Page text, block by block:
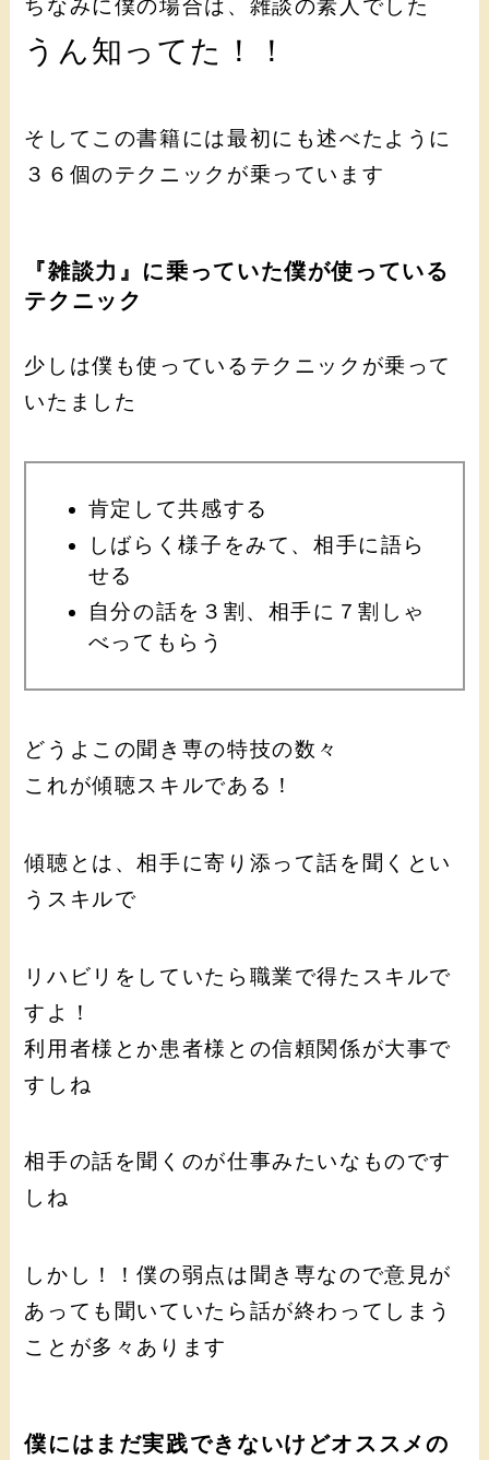
ちなみに僕の場合は、雑談の素人でした
うん知ってた！！
そしてこの書籍には最初にも述べたように
３６個のテクニックが乗っています
『雑談力』に乗っていた僕が使っている
テクニック
少しは僕も使っているテクニックが乗って
いたました
肯定して共感する
しばらく様子をみて、相手に語ら
せる
自分の話を３割、相手に７割しゃ
べってもらう
どうよこの聞き専の特技の数々
これが傾聴スキルである！
傾聴とは、相手に寄り添って話を聞くとい
うスキルで
リハビリをしていたら職業で得たスキルで
すよ！
利用者様とか患者様との信頼関係が大事で
すしね
相手の話を聞くのが仕事みたいなものです
しね
しかし！！僕の弱点は聞き専なので意見が
あっても聞いていたら話が終わってしまう
ことが多々あります
僕にはまだ実践できないけどオススメの